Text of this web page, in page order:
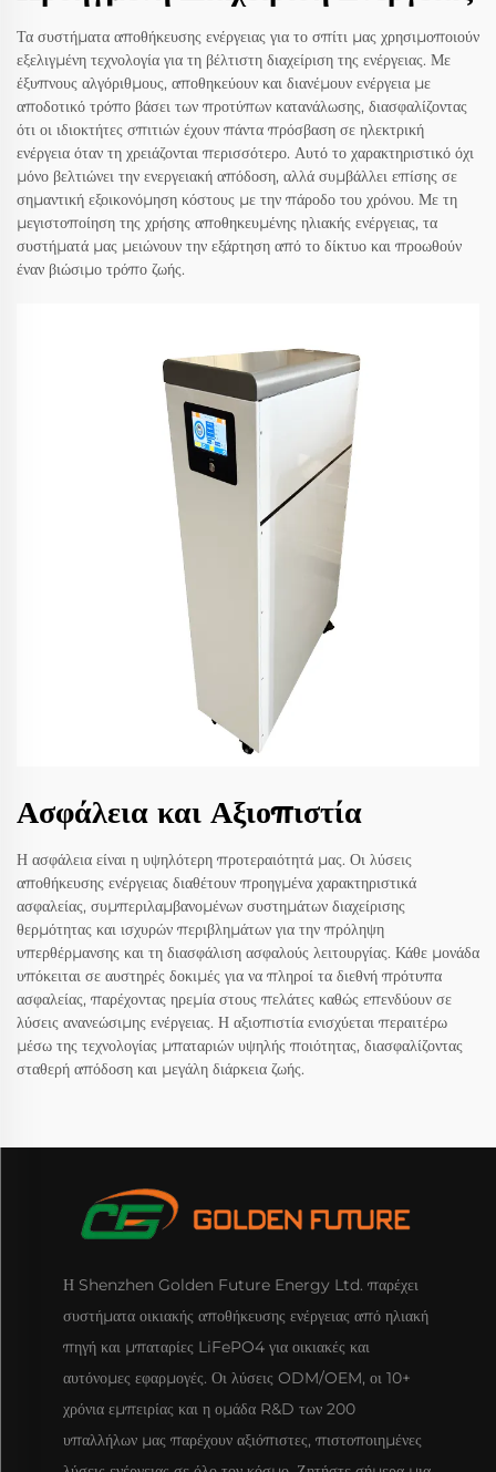
Τα συστήματα αποθήκευσης ενέργειας για το σπίτι μας χρησιμοποιούν
εξελιγμένη τεχνολογία για τη βέλτιστη διαχείριση της ενέργειας. Με
έξυπνους αλγόριθμους, αποθηκεύουν και διανέμουν ενέργεια με
αποδοτικό τρόπο βάσει των προτύπων κατανάλωσης, διασφαλίζοντας
ότι οι ιδιοκτήτες σπιτιών έχουν πάντα πρόσβαση σε ηλεκτρική
ενέργεια όταν τη χρειάζονται περισσότερο. Αυτό το χαρακτηριστικό όχι
μόνο βελτιώνει την ενεργειακή απόδοση, αλλά συμβάλλει επίσης σε
σημαντική εξοικονόμηση κόστους με την πάροδο του χρόνου. Με τη
μεγιστοποίηση της χρήσης αποθηκευμένης ηλιακής ενέργειας, τα
συστήματά μας μειώνουν την εξάρτηση από το δίκτυο και προωθούν
έναν βιώσιμο τρόπο ζωής.
Ασφάλεια και Αξιοπιστία
Η ασφάλεια είναι η υψηλότερη προτεραιότητά μας. Οι λύσεις
αποθήκευσης ενέργειας διαθέτουν προηγμένα χαρακτηριστικά
ασφαλείας, συμπεριλαμβανομένων συστημάτων διαχείρισης
θερμότητας και ισχυρών περιβλημάτων για την πρόληψη
υπερθέρμανσης και τη διασφάλιση ασφαλούς λειτουργίας. Κάθε μονάδα
υπόκειται σε αυστηρές δοκιμές για να πληροί τα διεθνή πρότυπα
ασφαλείας, παρέχοντας ηρεμία στους πελάτες καθώς επενδύουν σε
λύσεις ανανεώσιμης ενέργειας. Η αξιοπιστία ενισχύεται περαιτέρω
μέσω της τεχνολογίας μπαταριών υψηλής ποιότητας, διασφαλίζοντας
σταθερή απόδοση και μεγάλη διάρκεια ζωής.
Η Shenzhen Golden Future Energy Ltd. παρέχει
συστήματα οικιακής αποθήκευσης ενέργειας από ηλιακή
πηγή και μπαταρίες LiFePO4 για οικιακές και
αυτόνομες εφαρμογές. Οι λύσεις ODM/OEM, οι 10+
χρόνια εμπειρίας και η ομάδα R&D των 200
υπαλλήλων μας παρέχουν αξιόπιστες, πιστοποιημένες